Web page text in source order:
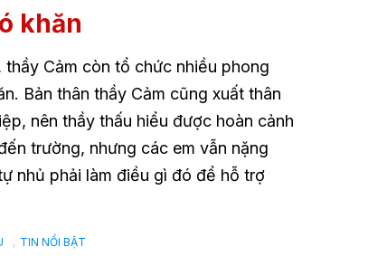
khăn
thầy Cảm còn tổ chức nhiều phong
Bản thân thầy Cảm cũng xuất thân
nên thầy thấu hiểu được hoàn cảnh
trường, nhưng các em vẫn nặng
nhủ phải làm điều gì đó để hỗ trợ
, TIN NỔI BẬT